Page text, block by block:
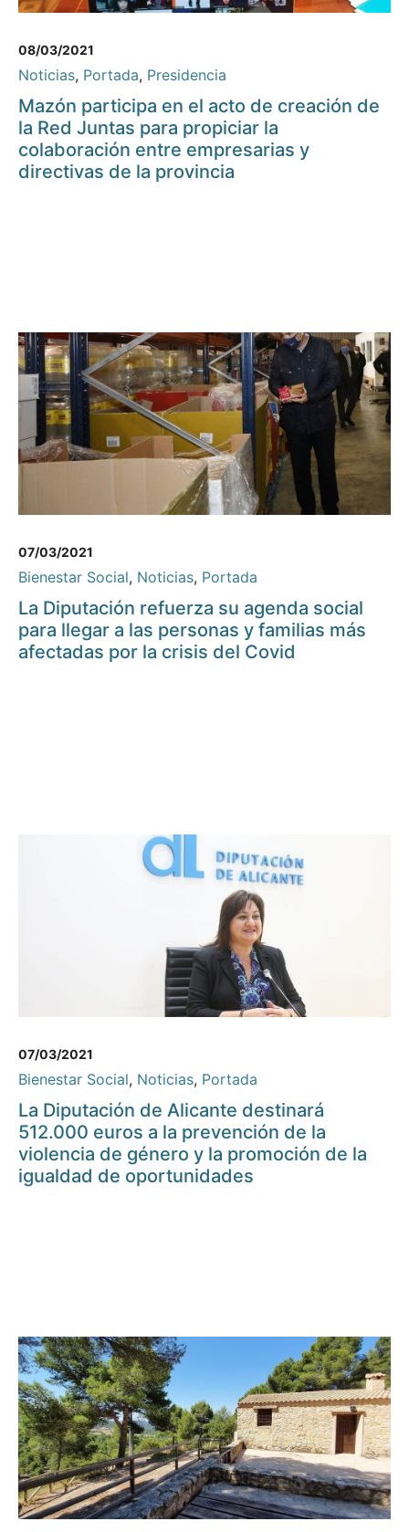
08/03/2021
Noticias, Portada, Presidencia
Mazón participa en el acto de creación de
la Red Juntas para propiciar la
colaboración entre empresarias y
directivas de la provincia
07/03/2021
Bienestar Social, Noticias, Portada
La Diputación refuerza su agenda social
para llegar a las personas y familias más
afectadas por la crisis del Covid
07/03/2021
Bienestar Social, Noticias, Portada
La Diputación de Alicante destinará
512.000 euros a la prevención de la
violencia de género y la promoción de la
igualdad de oportunidades